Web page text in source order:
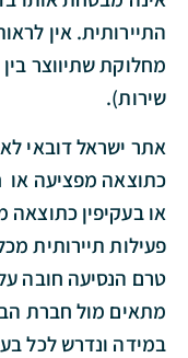
התיירותית. אין
מחלוקת שתיווצר
שירות).
אתר ישראל דובאי
כתוצאה מפציעה או
או בעקיפין כתוצאה
פעילות תיירותית
טרם הנסיעה חובה
מתאים מול חברת
במידה ונדרש לכל